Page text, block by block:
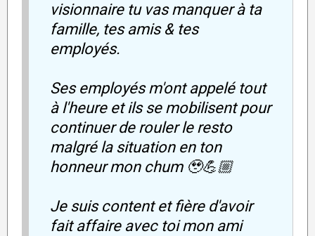
visionnaire tu vas manquer à ta
famille, tes amis & tes
employés.
Ses employés m'ont appelé tout
à l'heure et ils se mobilisent pour
continuer de rouler le resto
malgré la situation en ton
honneur mon chum 🥹💪🏼
Je suis content et fière d'avoir
fait affaire avec toi mon ami